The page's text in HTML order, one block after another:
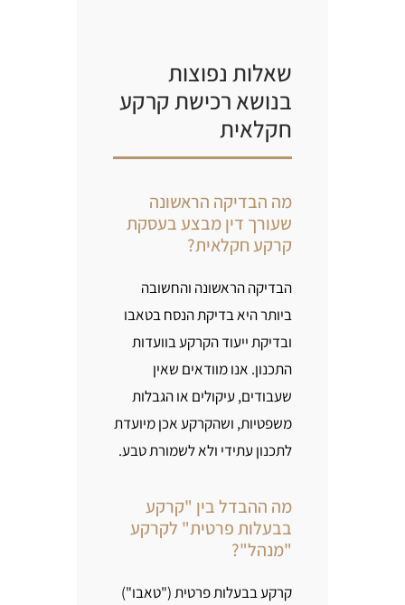
שאלות נפוצות
בנושא רכישת קרקע
חקלאית
מה הבדיקה הראשונה
שעורך דין מבצע בעסקת
קרקע חקלאית?
הבדיקה הראשונה והחשובה
ביותר היא בדיקת הנסח בטאבו
ובדיקת ייעוד הקרקע בוועדות
התכנון. אנו מוודאים שאין
שעבודים, עיקולים או הגבלות
משפטיות, ושהקרקע אכן מיועדת
לתכנון עתידי ולא לשמורת טבע.
מה ההבדל בין "קרקע
בבעלות פרטית" לקרקע
"מנהל"?
קרקע בבעלות פרטית ("טאבו")